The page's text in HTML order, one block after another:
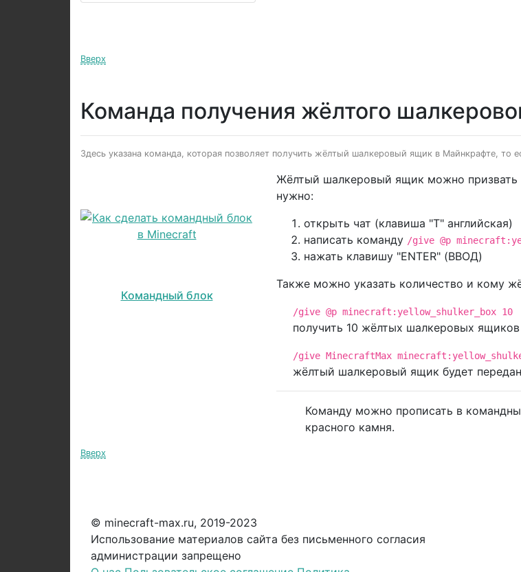
Вверх
Команда получения жёлтого
Здесь указана команда, которая позволяет получить жёлтый шалкеровый ящик в Майнкрафте, то
Командный блок
Жёлтый шалкеровый ящик можно
нужно:
открыть чат (клавиша "T" английская)
написать команду /give @p
нажать клавишу "ENTER" (ВВОД)
Также можно указать количество и кому
/give @p minecraft:yellow_shulker_box 10
получить 10 жёлтых шалкеровых ящиков
/give MinecraftMax
жёлтый шалкеровый ящик будет
Команду можно прописать в
красного камня.
Вверх
© minecraft-max.ru, 2019-2023
Использование материалов сайта без письменного согласия
администрации запрещено